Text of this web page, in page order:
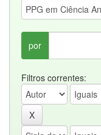
por
Filtros correntes: